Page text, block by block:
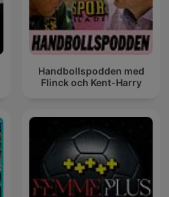
Handbollspodden med
Flinck och Kent-Harry